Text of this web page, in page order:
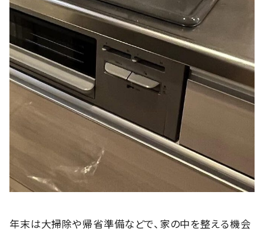
年末は大掃除や帰省準備などで、家の中を整える機会